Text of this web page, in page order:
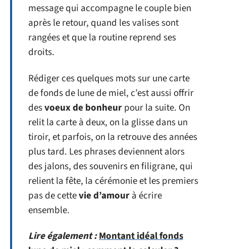
message qui accompagne le couple bien
après le retour, quand les valises sont
rangées et que la routine reprend ses
droits.
Rédiger ces quelques mots sur une carte
de fonds de lune de miel, c’est aussi offrir
desvoeux de bonheurpour la suite. On
relit la carte à deux, on la glisse dans un
tiroir, et parfois, on la retrouve des années
plus tard. Les phrases deviennent alors
des jalons, des souvenirs en filigrane, qui
relient la fête, la cérémonie et les premiers
pas de cettevie d’amourà écrire
ensemble.
Lire également :Montant idéal fonds